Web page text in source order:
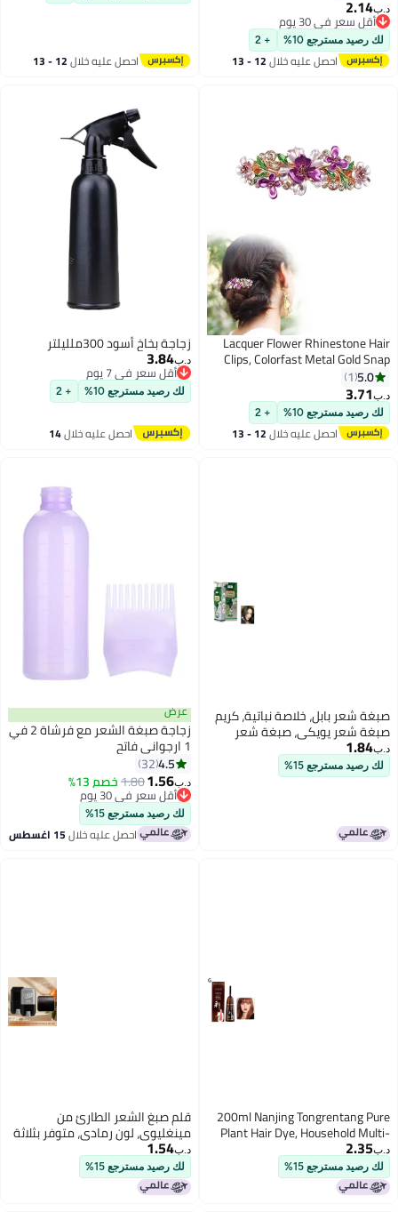
د.ب‏2.14
أقل سعر في 30 يوم
أقل سعر في 30 يوم
لك رصيد مسترجع 10% + 2
احصل عليه خلال 12 - 13
فرد الشعر مناسب للاستخدام في
احصل عليه خلال 12 - 13
Lacquer Flower Rhinestone Hair
Clips, Colorfast Metal Gold Snap
Flower Hair Clips, French Barrette
Hair Accessories For Women
Girls(Purple)
5.0
1
د.ب‏3.71
لك رصيد مسترجع 10% + 2
احصل عليه خلال 12 - 13
زجاجة بخاخ أسود 300ملليلتر
د.ب‏3.84
أقل سعر في 7 يوم
أقل سعر في 7 يوم
لك رصيد مسترجع 10% + 2
احصل عليه خلال14
صبغة شعر بابل، خلاصة نباتية، كريم
صبغة شعر يويكي، صبغة شعر
حريرية وجميلة، لطيفة على فروة
الرأس والشعر.
د.ب‏1.84
لك رصيد مسترجع 15%
عرض
زجاجة صبغة الشعر مع فرشاة 2 في
1 ارجواني فاتح
4.5
32
د.ب‏1.56
1.80خصم 13%
أقل سعر في 30 يوم
أقل سعر في 30 يوم
لك رصيد مسترجع 15%
احصل عليه خلال15 اغسطس
200ml Nanjing Tongrentang Pure
Plant Hair Dye, Household Multi-
Color Hair Dye with Whitening Cap,
Foaming Hair Dye, Hair Coloring
Comb, Hair Treatment Cream
د.ب‏2.35
لك رصيد مسترجع 15%
قلم صبغ الشعر الطارئ من
مينغليوي، لون رمادي، متوفر بثلاثة
ألوان، قلم صبغ شعر دوار قابل
للتخلص، تغطية صحية للشعر
الرمادي
د.ب‏1.54
لك رصيد مسترجع 15%